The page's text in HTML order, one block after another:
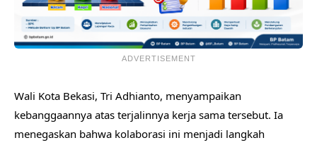
ADVERTISEMENT
Wali Kota Bekasi, Tri Adhianto, menyampaikan
kebanggaannya atas terjalinnya kerja sama tersebut. Ia
menegaskan bahwa kolaborasi ini menjadi langkah